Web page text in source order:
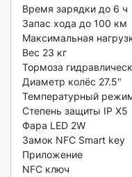
Время зарядки до 6 ч
Запас хода до 100 км
Максимальная
Вес 23 кг
Тормоза
Диаметр колёс 27.5"
Температурный
Степень защиты IP X5
Фара LED 2W
Замок NFC Smart key
Приложение
NFC ключ